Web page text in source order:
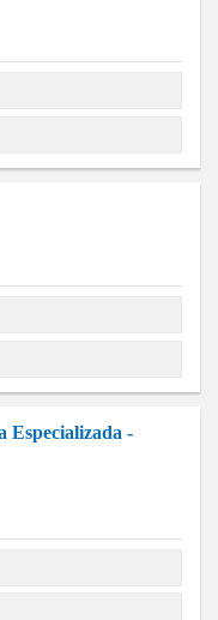
Especializada -